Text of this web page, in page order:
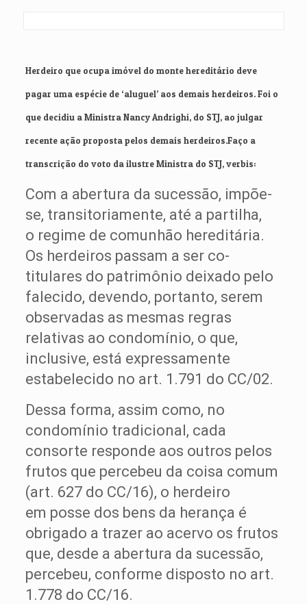
Herdeiro que ocupa imóvel do monte hereditário deve
pagar uma espécie de ‘aluguel’ aos demais herdeiros. Foi o
que decidiu a Ministra Nancy Andrighi, do STJ, ao julgar
recente ação proposta pelos demais herdeiros.Faço a
transcrição do voto da ilustre Ministra do STJ, verbis:
Com a abertura da sucessão, impõe-
se, transitoriamente, até a partilha,
o regime de comunhão hereditária.
Os herdeiros passam a ser co-
titulares do patrimônio deixado pelo
falecido, devendo, portanto, serem
observadas as mesmas regras
relativas ao condomínio, o que,
inclusive, está expressamente
estabelecido no art. 1.791 do CC/02.
Dessa forma, assim como, no
condomínio tradicional, cada
consorte responde aos outros pelos
frutos que percebeu da coisa comum
(art. 627 do CC/16), o herdeiro
em posse dos bens da herança é
obrigado a trazer ao acervo os frutos
que, desde a abertura da sucessão,
percebeu, conforme disposto no art.
1.778 do CC/16.